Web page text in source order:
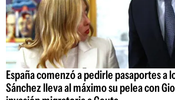
España comenzó a pedirle pasaportes a
Sánchez lleva al máximo su pelea con